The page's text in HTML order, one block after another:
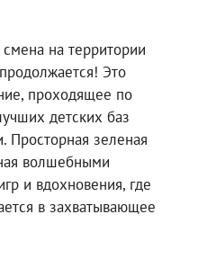
на территории
Это
проходящее по
детских баз
Просторная зеленая
волшебными
и вдохновения, где
в захватывающее